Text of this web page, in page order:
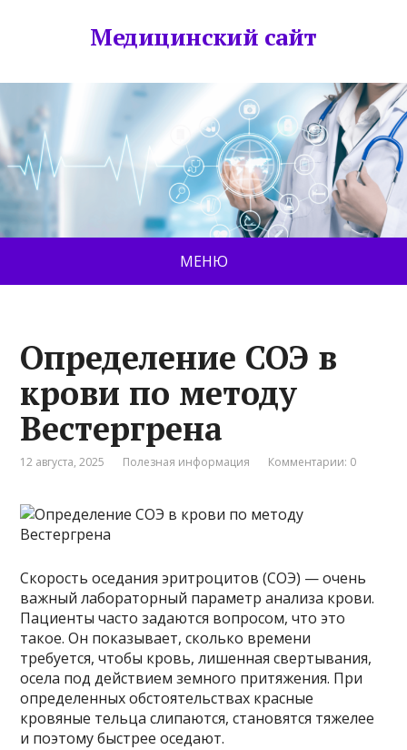
Медицинский сайт
МЕНЮ
Определение СОЭ в
крови по методу
Вестергрена
12 августа, 2025 Полезная информация Комментарии: 0
Скорость оседания эритроцитов (СОЭ) — очень
важный лабораторный параметр анализа крови.
Пациенты часто задаются вопросом, что это
такое. Он показывает, сколько времени
требуется, чтобы кровь, лишенная свертывания,
осела под действием земного притяжения. При
определенных обстоятельствах красные
кровяные тельца слипаются, становятся тяжелее
и поэтому быстрее оседают.